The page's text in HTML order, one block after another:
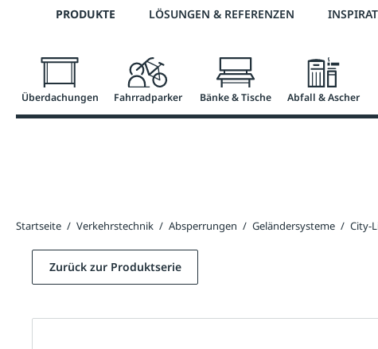
Zur Hauptnavigation springen
Telefon: 0800 / 100 49 02 2
PRODUKTE LÖSUNGEN & REFERENZEN
Überdachungen Fahrradparker Bänke & Tische Abfall & Ascher
Startseite / Verkehrstechnik / Absperrungen / Geländersysteme / City-
Zurück zur Produktserie